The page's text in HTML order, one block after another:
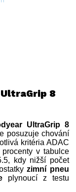
UltraGrip 8
UltraGrip 8
posuzuje chování
kritéria ADAC
v tabulce
kdy nižší počet
zimní pneu
plynoucí z testu